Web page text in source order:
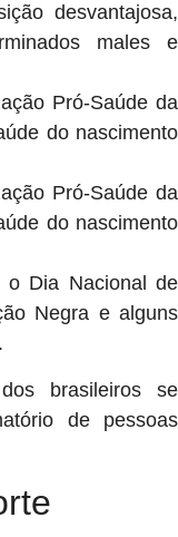
desvantajosa,
males e
o Dia Nacional de
Negra e alguns
brasileiros se
de pessoas